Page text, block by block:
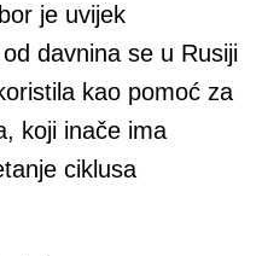
je uvijek
davnina se u Rusiji
kao pomoć za
koji inače ima
ciklusa